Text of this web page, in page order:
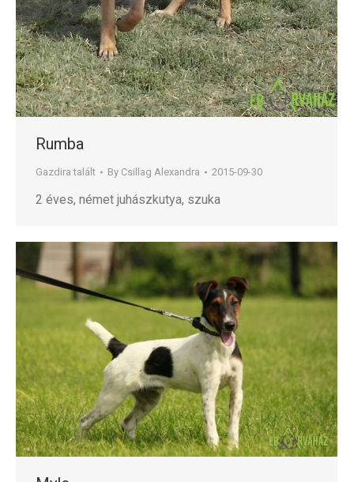
Rumba
Gazdira talált By Csillag Alexandra 2015-09-30
2 éves, német juhászkutya, szuka